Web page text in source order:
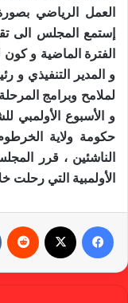
العمل الرياضي
إستمع المجلس الى
الفترة الماضية و كون
و المدير التنفيذي و
لملامح وبرامج
و الأسبوع الأولمبي
حكومة ولاية
الناشئين ، قرر
الأولمبية التي رحلت